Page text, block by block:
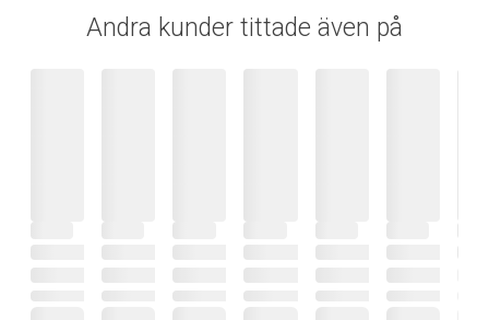
Andra kunder tittade även på